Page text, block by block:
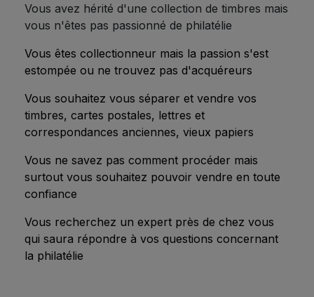
Vous avez hérité d'une collection de timbres mais
vous n'êtes pas passionné de philatélie
Vous êtes collectionneur mais la passion s'est
estompée ou ne trouvez pas d'acquéreurs
Vous souhaitez vous séparer et vendre vos
timbres, cartes postales, lettres et
correspondances anciennes, vieux papiers
Vous ne savez pas comment procéder mais
surtout vous souhaitez pouvoir vendre en toute
confiance
Vous recherchez un expert près de chez vous
qui saura répondre à vos questions concernant
la philatélie